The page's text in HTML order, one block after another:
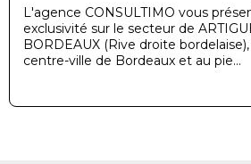
L'agence CONSULTIMO vous
exclusivité sur le secteur de
BORDEAUX (Rive droite
centre-ville de Bordeaux et au pie...